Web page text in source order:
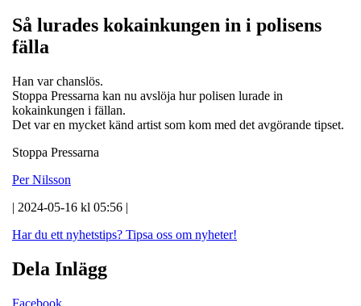
Så lurades kokainkungen in i polisens
fälla
Han var chanslös.
Stoppa Pressarna kan nu avslöja hur polisen lurade in
kokainkungen i fällan.
Det var en mycket känd artist som kom med det avgörande tipset.
Stoppa Pressarna
Per Nilsson
| 2024-05-16 kl 05:56 |
Har du ett nyhetstips? Tipsa oss om nyheter!
Dela Inlägg
Facebook